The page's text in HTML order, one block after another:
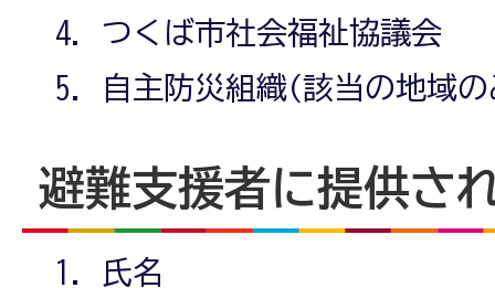
つくば市社会福祉協議会
自主防災組織(該当の地域
避難支援者に提供さ
氏名